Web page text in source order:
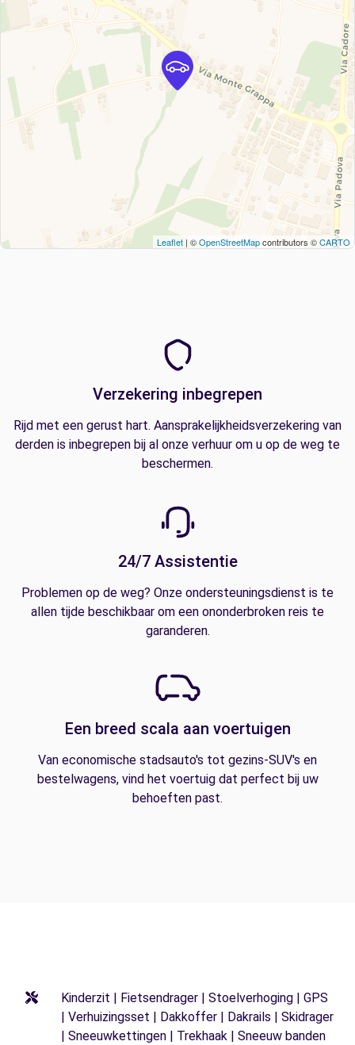
Leaflet | ©OpenStreetMapcontributors ©CARTO
Verzekering inbegrepen
Rijd met een gerust hart. Aansprakelijkheidsverzekering van
derden is inbegrepen bij al onze verhuur om u op de weg te
beschermen.
24/7 Assistentie
Problemen op de weg? Onze ondersteuningsdienst is te
allen tijde beschikbaar om een ononderbroken reis te
garanderen.
Een breed scala aan voertuigen
Van economische stadsauto's tot gezins-SUV's en
bestelwagens, vind het voertuig dat perfect bij uw
behoeften past.
Kinderzit | Fietsendrager | Stoelverhoging | GPS
| Verhuizingsset | Dakkoffer | Dakrails | Skidrager
| Sneeuwkettingen | Trekhaak | Sneeuw banden